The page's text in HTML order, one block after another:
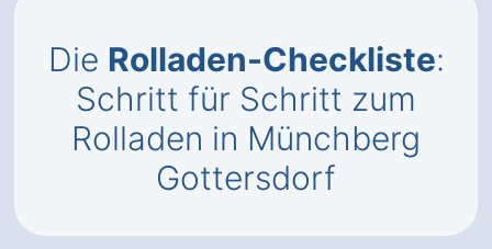
Die Rolladen-Checkliste:
Schritt für Schritt zum
Rolladen in Münchberg
Gottersdorf